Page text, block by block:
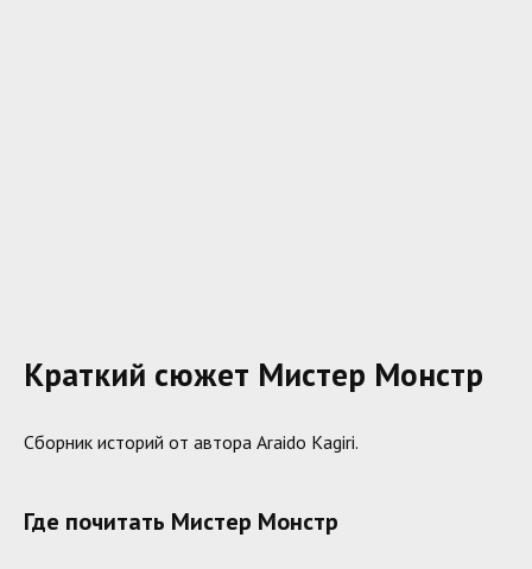
Краткий сюжет Мистер Монстр
Сборник историй от автора Araido Kagiri.
Где почитать Мистер Монстр